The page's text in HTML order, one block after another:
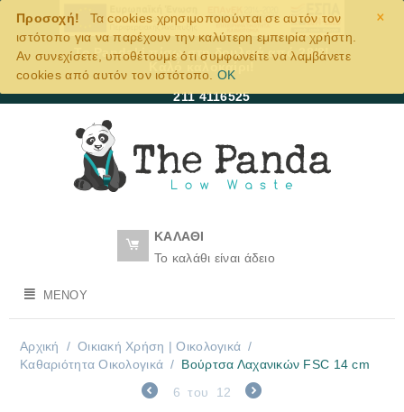
×
Προσοχή!
Τα cookies χρησιμοποιούνται σε αυτόν τον
ιστότοπο για να παρέχουν την καλύτερη εμπειρία χρήστη.
Αν συνεχίσετε, υποθέτουμε ότι συμφωνείτε να λαμβάνετε
cookies από αυτόν τον ιστότοπο. OK
Το Pandaki πίσω στη δουλειά από 28/8!
Καλό καλοκαίρι!
211 4116525
ΚΑΛΆΘΙ
Το καλάθι είναι άδειο
ΜΕΝΟΎ
Αρχική / Οικιακή Χρήση | Oικολογικά /
Καθαριότητα Οικολογικά / Βούρτσα Λαχανικών FSC 14 cm
6 του 12